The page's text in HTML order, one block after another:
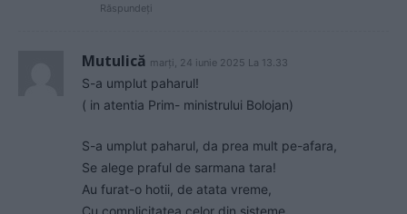
Răspundeți
Mutulică marți, 24 iunie 2025 La 13.33
S-a umplut paharul!
( in atentia Prim- ministrului Bolojan)
S-a umplut paharul, da prea mult pe-afara,
Se alege praful de sarmana tara!
Au furat-o hotii, de atata vreme,
Cu complicitatea celor din sisteme.